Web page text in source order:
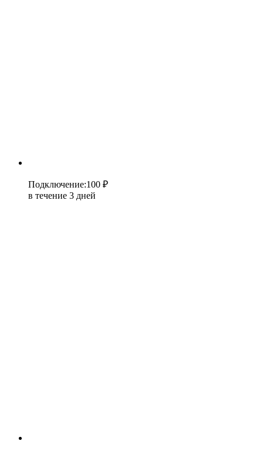
Подключение:100 ₽
в течение 3 дней